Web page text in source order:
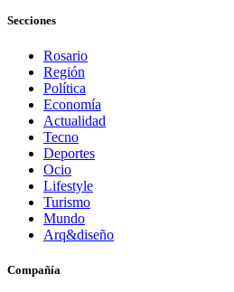
Secciones
Rosario
Región
Política
Economía
Actualidad
Tecno
Deportes
Ocio
Lifestyle
Turismo
Mundo
Arq&diseño
Compañía